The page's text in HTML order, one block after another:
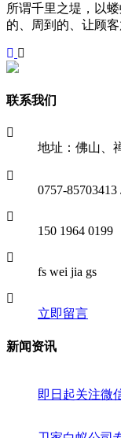
所谓千里之堤，以
的、周到的、让顾
联系我们
地址：佛山、
0757-85703413
150 1964 0199
fs wei jia gs
立即留言
新闻资讯
即日起关注微